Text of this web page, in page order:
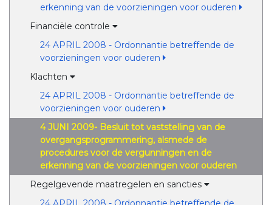
erkenning van de voorzieningen voor ouderen
Financiële controle
24 APRIL 2008 - Ordonnantie betreffende de
voorzieningen voor ouderen
Klachten
24 APRIL 2008 - Ordonnantie betreffende de
voorzieningen voor ouderen
4 JUNI 2009- Besluit tot vaststelling van de
overgangsprogrammering, alsmede de
procedures voor de vergunningen en de
erkenning van de voorzieningen voor ouderen
Regelgevende maatregelen en sancties